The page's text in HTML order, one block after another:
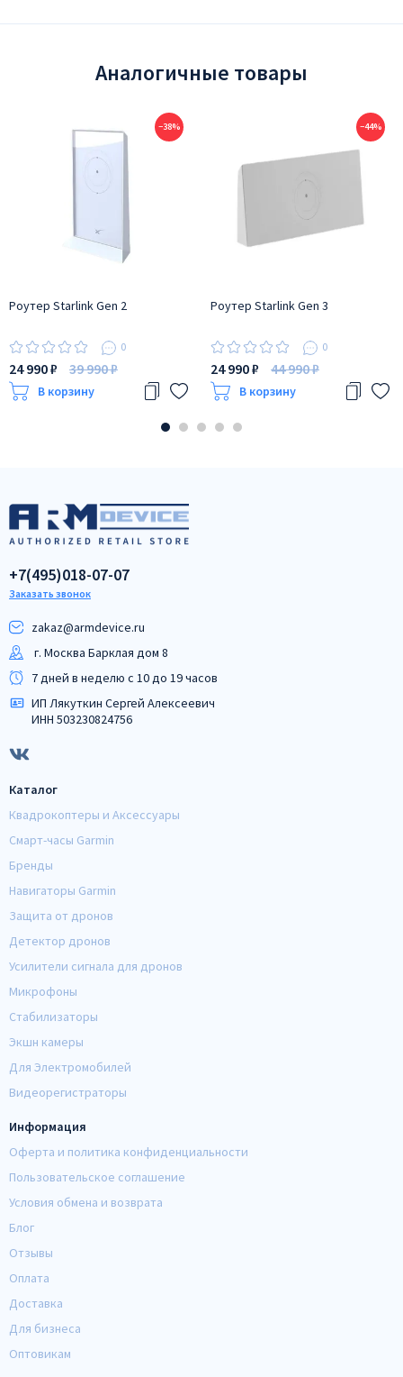
Аналогичные товары
−38%
Роутер Starlink Gen 2
0
24 990 ₽ 39 990 ₽
В корзину
−44%
Роутер Starlink Gen 3
0
24 990 ₽ 44 990 ₽
В корзину
+7(495)018-07-07
Заказать звонок
zakaz@armdeviсe.ru
г. Москва Барклая дом 8
7 дней в неделю с 10 до 19 часов
ИП Лякуткин Сергей Алексеевич
ИНН 503230824756
Каталог
Квадрокоптеры и Аксессуары
Смарт-часы Garmin
Бренды
Навигаторы Garmin
Защита от дронов
Детектор дронов
Усилители сигнала для дронов
Микрофоны
Стабилизаторы
Экшн камеры
Для Электромобилей
Видеорегистраторы
Информация
Оферта и политика конфиденциальности
Пользовательское соглашение
Условия обмена и возврата
Блог
Отзывы
Оплата
Доставка
Для бизнеса
Оптовикам